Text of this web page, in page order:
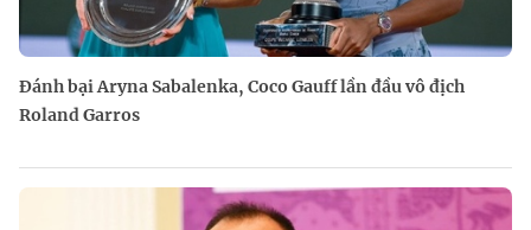
Đánh bại Aryna Sabalenka, Coco Gauff lần đầu vô địch
Roland Garros